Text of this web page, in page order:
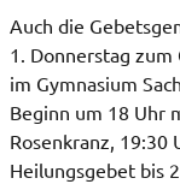
Auch die
1. Donnerstag
im Gymnasium
Beginn um 18 Uhr
Rosenkranz, 19:30
Heilungsgebet bis